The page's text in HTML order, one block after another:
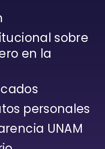
sobre
en la
personales
UNAM